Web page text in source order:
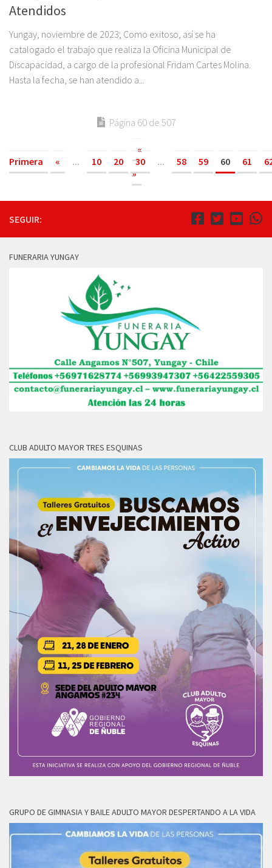
Atendidos
Yungay, noviembre de 2023; Como exitoso, así se ha
catalogado el trabajo que realiza la Oficina Municipal de
Discapacidad, a cargo de la profesional Fridam Cartes Molina.
Hasta la fecha, se han atendido a...
Página 60 de 507
«
Primera
« ... 10 20 30 ... 58 59 60 61
»
SEGUIR:
FUNERARIA YUNGAY
CLUB ADULTO MAYOR TRES ESQUINAS
GRUPO DE GIMNASIA Y BAILE ADULTO MAYOR DESPERTANDO A LA VIDA